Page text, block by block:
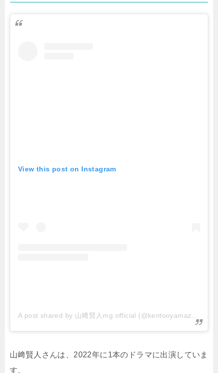
View this post on Instagram
山﨑賢人さんは、2022年に1本のドラマに出演していま
す。